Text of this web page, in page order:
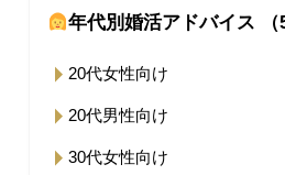
年代別婚活アドバイス （
20代女性向け
20代男性向け
30代女性向け